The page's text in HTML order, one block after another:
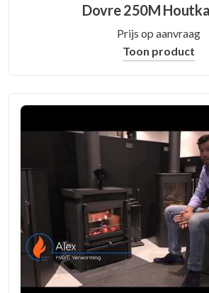
Dovre 250M
Prijs op aanvraag
Toon product